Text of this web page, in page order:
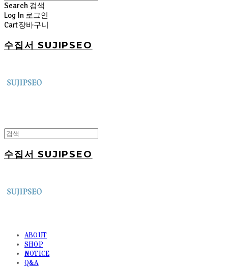
Search 검색
Log In 로그인
Cart장바구니
수집서 SUJIPSEO
수집서 SUJIPSEO
ABOUT
SHOP
NOTICE
Q&A